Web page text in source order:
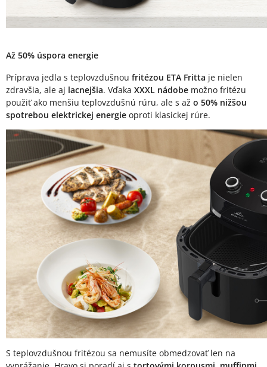
Až 50% úspora energie
Príprava jedla s teplovzdušnou fritézou ETA Fritta je nielen
zdravšia, ale aj lacnejšia. Vďaka XXXL nádobe možno fritézu
použiť ako menšiu teplovzdušnú rúru, ale s až o 50% nižšou
spotrebou elektrickej energie oproti klasickej rúre.
S teplovzdušnou fritézou sa nemusíte obmedzovať len na